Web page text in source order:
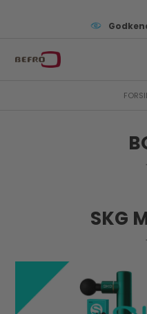
SKG